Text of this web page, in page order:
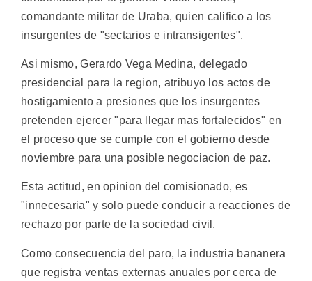
comandante militar de Uraba, quien califico a los
insurgentes de "sectarios e intransigentes".
Asi mismo, Gerardo Vega Medina, delegado
presidencial para la region, atribuyo los actos de
hostigamiento a presiones que los insurgentes
pretenden ejercer "para llegar mas fortalecidos" en
el proceso que se cumple con el gobierno desde
noviembre para una posible negociacion de paz.
Esta actitud, en opinion del comisionado, es
"innecesaria" y solo puede conducir a reacciones de
rechazo por parte de la sociedad civil.
Como consecuencia del paro, la industria bananera
que registra ventas externas anuales por cerca de